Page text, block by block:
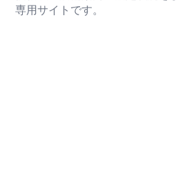
専用サイトです。